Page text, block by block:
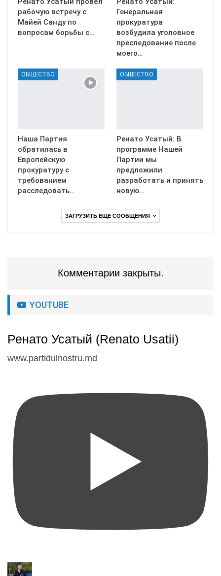
рабочую встречу с
Майей Санду по
вопросам борьбы с…
Генеральная
прокуратура
возбудила уголовное
преследование после
моего…
ОБЩЕСТВО
Наша Партия
обратилась в
Европейскую
прокуратуру с
требованием
расследовать…
ОБЩЕСТВО
Ренато Усатый: В
программе Нашей
Партии мы
предложили
разработать и принять
новую…
ЗАГРУЗИТЬ ЕЩЕ СООБЩЕНИЯ
Комментарии закрыты.
YOUTUBE
Ренато Усатый (Renato Usatii)
www.partidulnostru.md